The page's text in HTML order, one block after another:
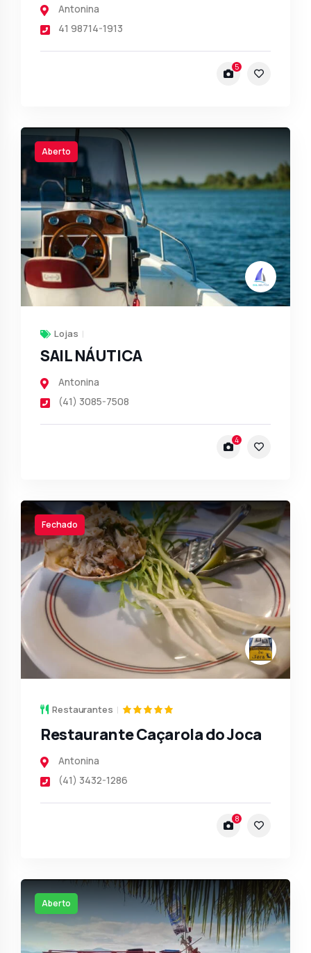
Antonina
41 98714-1913
5
Aberto
Lojas
SAIL NÁUTICA
Antonina
(41) 3085-7508
4
Fechado
Restaurantes
Restaurante Caçarola do Joca
Antonina
(41) 3432-1286
8
Aberto